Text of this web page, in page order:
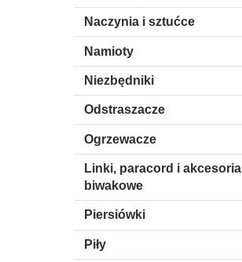
Naczynia i sztućce
Namioty
Niezbędniki
Odstraszacze
Ogrzewacze
Linki, paracord i akcesoria
biwakowe
Piersiówki
Piły